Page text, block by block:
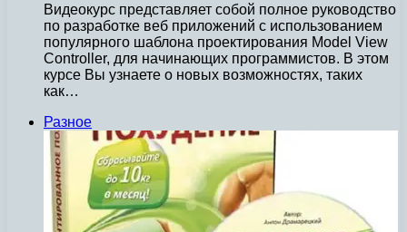
Видеокурс представляет собой полное руководство
по разработке веб приложений с использованием
популярного шаблона проектирования Model View
Controller, для начинающих программистов. В этом
курсе Вы узнаете о новых возможностях, таких
как…
Разное